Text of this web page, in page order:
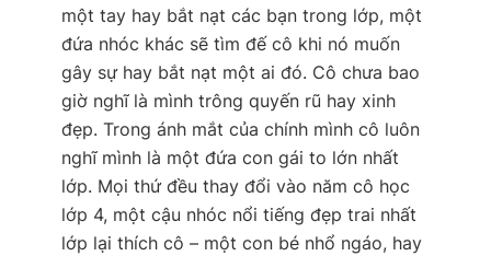
một tay hay bắt nạt các bạn trong lớp, một
đứa nhóc khác sẽ tìm đế cô khi nó muốn
gây sự hay bắt nạt một ai đó. Cô chưa bao
giờ nghĩ là mình trông quyến rũ hay xinh
đẹp. Trong ánh mắt của chính mình cô luôn
nghĩ mình là một đứa con gái to lớn nhất
lớp. Mọi thứ đều thay đổi vào năm cô học
lớp 4, một cậu nhóc nổi tiếng đẹp trai nhất
lớp lại thích cô – một con bé nhổ ngáo, hay